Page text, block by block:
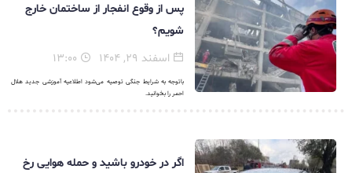
پس از وقوع انفجار از ساختمان خارج
شویم؟
اسفند ۲۹, ۱۴۰۴
باتوجه به شرایط جنگی توصیه می‌شود اطلاعیه آموزشی جدید هلال
احمر را بخوانید.
اگر در خودرو باشید و حمله هوایی رخ